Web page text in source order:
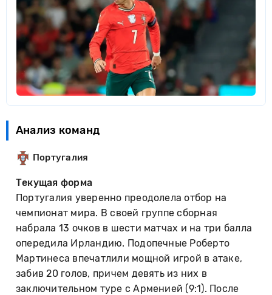
Анализ команд
Португалия
Текущая форма
Португалия уверенно преодолела отбор на
чемпионат мира. В своей группе сборная
набрала 13 очков в шести матчах и на три балла
опередила Ирландию. Подопечные Роберто
Мартинеса впечатлили мощной игрой в атаке,
забив 20 голов, причем девять из них в
заключительном туре с Арменией (9:1). После